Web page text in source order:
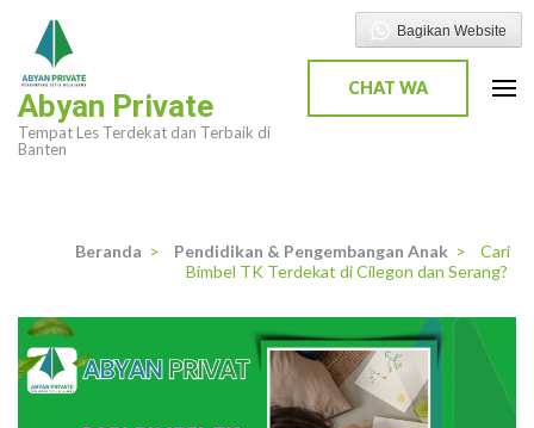
Lompat
konten
(Tekan
Enter)
Abyan Private
Tempat Les Terdekat dan Terbaik di
Banten
CHAT WA
Beranda > Pendidikan & Pengembangan Anak >
Cari
Bimbel TK Terdekat di Cilegon dan Serang?
Bagikan Website